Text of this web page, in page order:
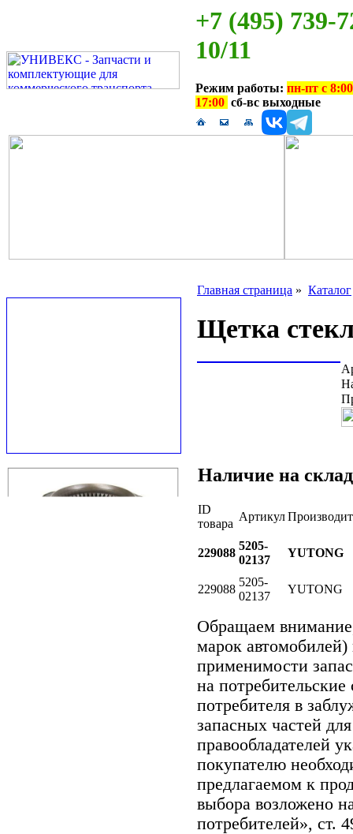
+7 (495) 739-
10/11
Режим работы: пн-пт с
17:00 сб-вс выходные
Главная страница » Каталог
Щетка
Наличие на
ID
товара
Артикул
229088
5205-
02137
YUTONG
229088
5205-
02137
YUTONG
Обращаем
марок
применимости
на
потребителя в
запасных частей
правообладателей
покупателю
предлагаемом к
выбора возложено
потребителей», ст.